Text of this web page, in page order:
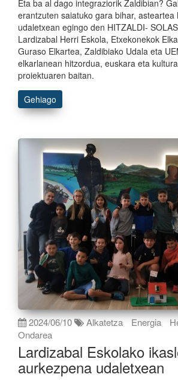
Eta ba al dago integraziorik Zaldibian?
erantzuten saiatuko gara bihar, asteartea
udaletxean egingo den HITZALDI-
Lardizabal Herri Eskola, Etxekonekok
Guraso Elkartea, Zaldibiako Udala eta
elkarlanean hitzordua, euskara eta
proiektuaren baitan.
Gehiago
2024/06/10 Alkatetza Energia
Ondarea
Lardizabal Eskolako
aurkezpena udaletxean